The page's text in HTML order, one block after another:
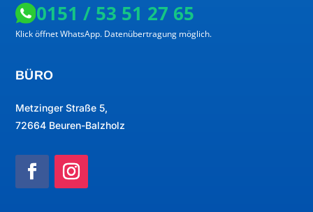
0151 / 53 51 27 65
Klick öffnet WhatsApp. Datenübertragung möglich.
BÜRO
Metzinger Straße 5,
72664 Beuren-Balzholz